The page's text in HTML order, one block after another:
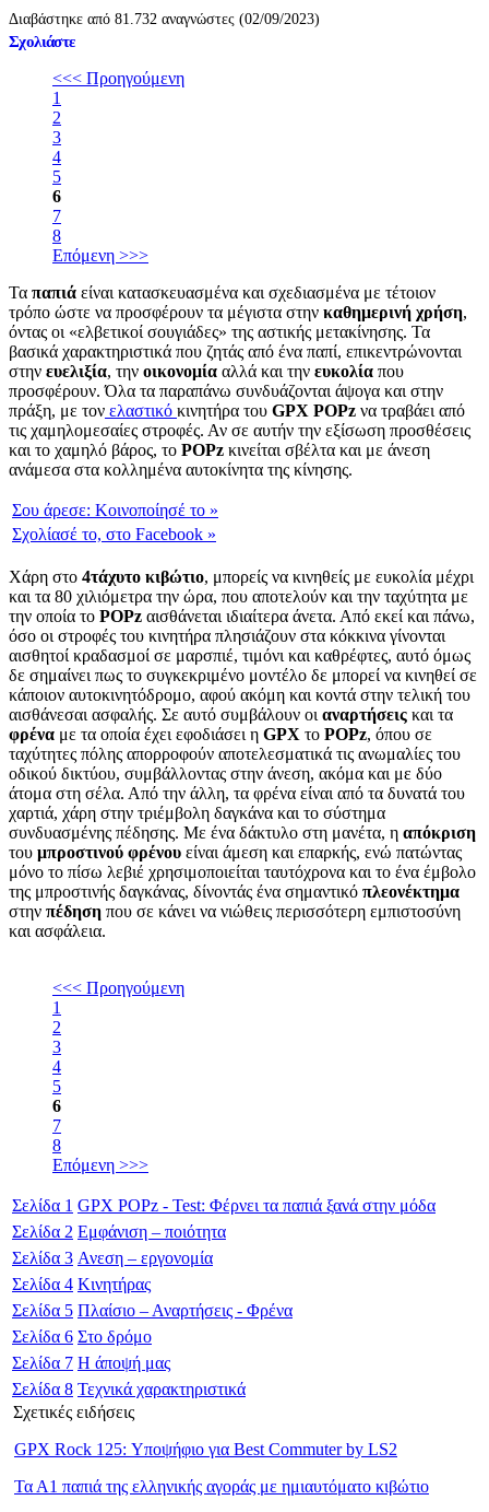
Διαβάστηκε από 81.732 αναγνώστες (02/09/2023)
Σχολιάστε
<<< Προηγούμενη
1
2
3
4
5
6
7
8
Επόμενη >>>
Τα παπιά είναι κατασκευασμένα και σχεδιασμένα με τέτοιον
τρόπο ώστε να προσφέρουν τα μέγιστα στην καθημερινή χρήση,
όντας οι «ελβετικοί σουγιάδες» της αστικής μετακίνησης. Τα
βασικά χαρακτηριστικά που ζητάς από ένα παπί, επικεντρώνονται
στην ευελιξία, την οικονομία αλλά και την ευκολία που
προσφέρουν. Όλα τα παραπάνω συνδυάζονται άψογα και στην
πράξη, με τον ελαστικό κινητήρα του GPX POPz να τραβάει από
τις χαμηλομεσαίες στροφές. Αν σε αυτήν την εξίσωση προσθέσεις
και το χαμηλό βάρος, το POPz κινείται σβέλτα και με άνεση
ανάμεσα στα κολλημένα αυτοκίνητα της κίνησης.
Σου άρεσε: Κοινοποίησέ το »
Σχολίασέ το, στο Facebook »
Χάρη στο 4τάχυτο κιβώτιο, μπορείς να κινηθείς με ευκολία μέχρι
και τα 80 χιλιόμετρα την ώρα, που αποτελούν και την ταχύτητα με
την οποία το POPz αισθάνεται ιδιαίτερα άνετα. Από εκεί και πάνω,
όσο οι στροφές του κινητήρα πλησιάζουν στα κόκκινα γίνονται
αισθητοί κραδασμοί σε μαρσπιέ, τιμόνι και καθρέφτες, αυτό όμως
δε σημαίνει πως το συγκεκριμένο μοντέλο δε μπορεί να κινηθεί σε
κάποιον αυτοκινητόδρομο, αφού ακόμη και κοντά στην τελική του
αισθάνεσαι ασφαλής. Σε αυτό συμβάλουν οι αναρτήσεις και τα
φρένα με τα οποία έχει εφοδιάσει η GPX το POPz, όπου σε
ταχύτητες πόλης απορροφούν αποτελεσματικά τις ανωμαλίες του
οδικού δικτύου, συμβάλλοντας στην άνεση, ακόμα και με δύο
άτομα στη σέλα. Από την άλλη, τα φρένα είναι από τα δυνατά του
χαρτιά, χάρη στην τριέμβολη δαγκάνα και το σύστημα
συνδυασμένης πέδησης. Με ένα δάκτυλο στη μανέτα, η απόκριση
του μπροστινού φρένου είναι άμεση και επαρκής, ενώ πατώντας
μόνο το πίσω λεβιέ χρησιμοποιείται ταυτόχρονα και το ένα έμβολο
της μπροστινής δαγκάνας, δίνοντάς ένα σημαντικό πλεονέκτημα
στην πέδηση που σε κάνει να νιώθεις περισσότερη εμπιστοσύνη
και ασφάλεια.
<<< Προηγούμενη
1
2
3
4
5
6
7
8
Επόμενη >>>
Σελίδα 1 GPX POPz - Test: Φέρνει τα παπιά ξανά στην μόδα
Σελίδα 2 Εμφάνιση – ποιότητα
Σελίδα 3 Ανεση – εργονομία
Σελίδα 4 Κινητήρας
Σελίδα 5 Πλαίσιο – Αναρτήσεις - Φρένα
Σελίδα 6 Στο δρόμο
Σελίδα 7 Η άποψή μας
Σελίδα 8 Τεχνικά χαρακτηριστικά
Σχετικές ειδήσεις
GPX Rock 125: Υποψήφιο για Best Commuter by LS2
Τα Α1 παπιά της ελληνικής αγοράς με ημιαυτόματο κιβώτιο